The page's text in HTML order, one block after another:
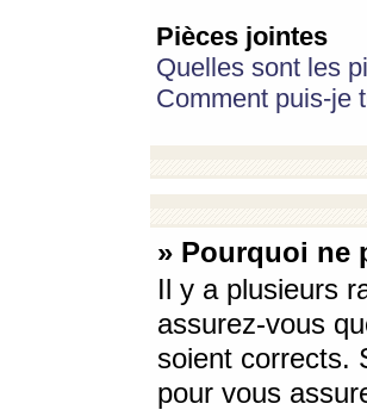
Pièces jointes
Quelles sont les
Comment puis-je
» Pourquoi ne
Il y a plusieurs
assurez-vous
soient corrects.
pour vous